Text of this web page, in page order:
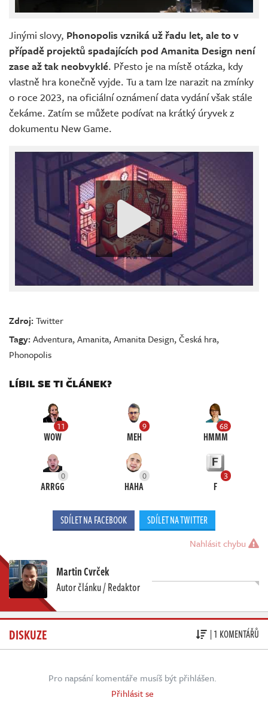
Jinými slovy, Phonopolis vzniká už řadu let, ale to v
případě projektů spadajících pod Amanita Design není
zase až tak neobvyklé. Přesto je na místě otázka, kdy
vlastně hra konečně vyjde. Tu a tam lze narazit na zmínky
o roce 2023, na oficiální oznámení data vydání však stále
čekáme. Zatím se můžete podívat na krátký úryvek z
dokumentu New Game.
Zdroj:Twitter
Tagy:Adventura,Amanita,Amanita Design,Česká hra,
Phonopolis
LÍBIL SE TI ČLÁNEK?
11
WOW
9
MEH
68
HMMM
0
ARRGG
0
HAHA
3
F
SDÍLET NA FACEBOOK SDÍLET NA TWITTER
Nahlásit chybu
Martin Cvrček
Autor článku / Redaktor
DISKUZE | 1 KOMENTÁŘŮ
Pro napsání komentáře musíš být přihlášen.
Přihlásit se